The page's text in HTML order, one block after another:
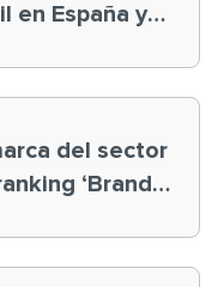
en España y
del sector
‘Brand